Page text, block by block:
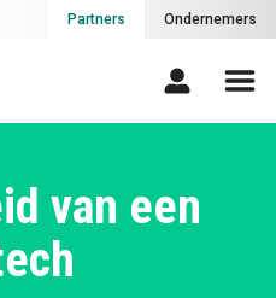
Partners Ondernemers
van een